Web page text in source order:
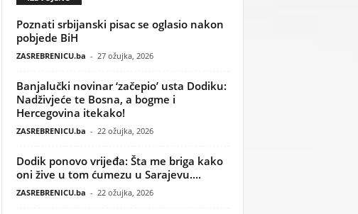
Poznati srbijanski pisac se oglasio nakon
pobjede BiH
ZASREBRENICU.ba - 27 ožujka, 2026
Banjalučki novinar ‘začepio’ usta Dodiku:
Nadživjeće te Bosna, a bogme i
Hercegovina itekako!
ZASREBRENICU.ba - 22 ožujka, 2026
Dodik ponovo vrijeđa: Šta me briga kako
oni žive u tom ćumezu u Sarajevu....
ZASREBRENICU.ba - 22 ožujka, 2026